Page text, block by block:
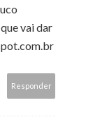
vai dar
Responder